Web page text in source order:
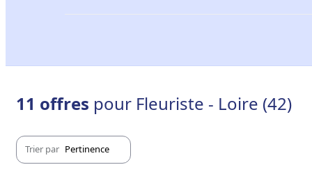
11 offres pour Fleuriste - Loire (42)
Trier par Pertinence